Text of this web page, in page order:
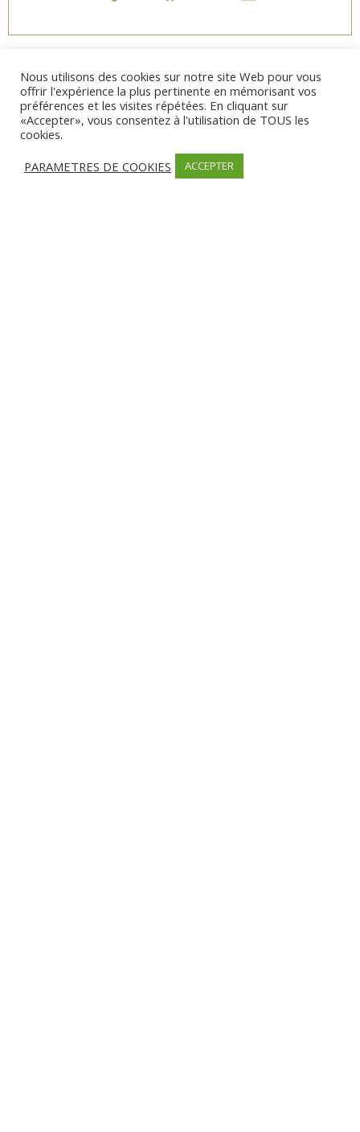
SERVICES
Campagne
Nous utilisons des cookies sur notre site Web pour vous
offrir l'expérience la plus pertinente en mémorisant vos
préférences et les visites répétées. En cliquant sur
«Accepter», vous consentez à l'utilisation de TOUS les
cookies.
PARAMETRES DE COOKIES
ACCEPTER